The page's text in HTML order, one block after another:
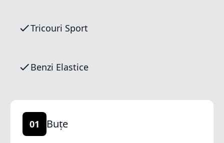
Tricouri Sport
Benzi Elastice
01 Buțe